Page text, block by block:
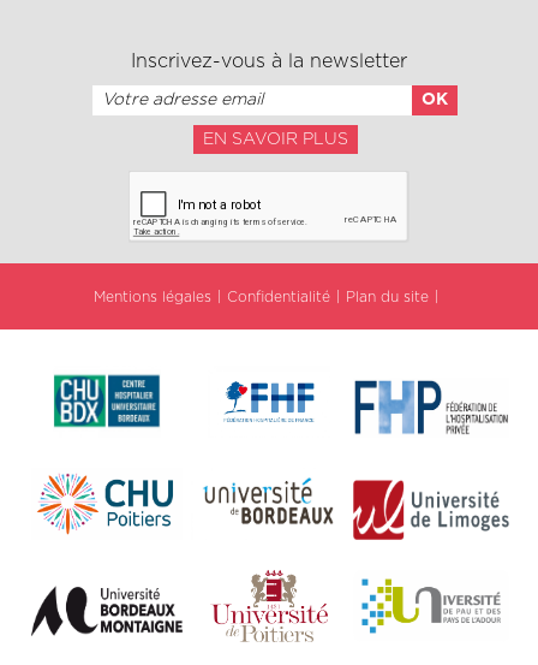
Inscrivez-vous à la newsletter
EN SAVOIR PLUS
Mentions légales Confidentialité Plan du site